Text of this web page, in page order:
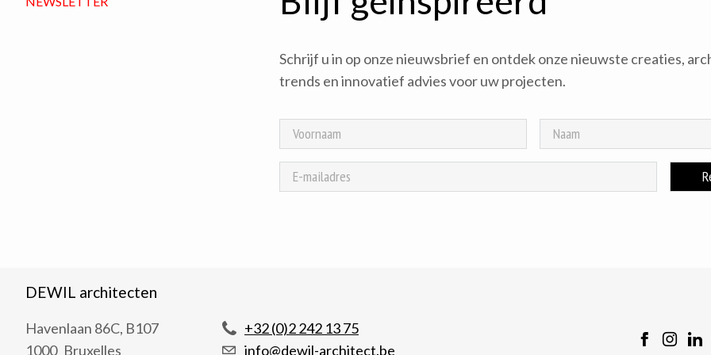
Schrijf u in op onze nieuwsbrief en ontdek onze nieuwste creaties,
trends en innovatief advies voor uw projecten.
DEWIL architecten
Havenlaan 86C, B107
1000 Bruxelles
+32 (0)2 242 13 75
info@dewil-architect.be